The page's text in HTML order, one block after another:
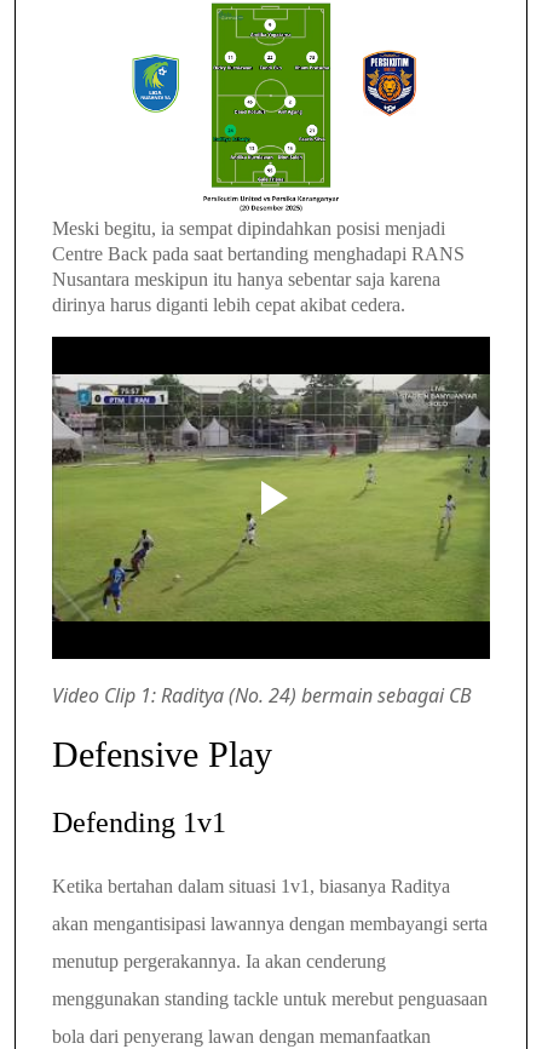
Meski begitu, ia sempat dipindahkan posisi menjadi
Centre Back pada saat bertanding menghadapi RANS
Nusantara meskipun itu hanya sebentar saja karena
dirinya harus diganti lebih cepat akibat cedera.
Video Clip 1: Raditya (No. 24) bermain sebagai CB
Defensive Play
Defending 1v1
Ketika bertahan dalam situasi 1v1, biasanya Raditya
akan mengantisipasi lawannya dengan membayangi serta
menutup pergerakannya. Ia akan cenderung
menggunakan standing tackle untuk merebut penguasaan
bola dari penyerang lawan dengan memanfaatkan